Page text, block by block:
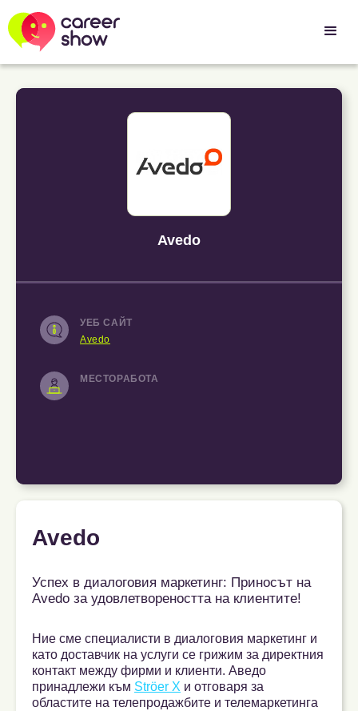
Avedo
УЕБ САЙТ
Avedo
МЕСТОРАБОТА
Avedo
Успех в диалоговия маркетинг: Приносът на
Avedo за удовлетвореността на клиентите!
Ние сме специалисти в диалоговия маркетинг и
като доставчик на услуги се грижим за директния
контакт между фирми и клиенти. Аведо
принадлежи към Ströer X и отговаря за
областите на телепродажбите и телемаркетинга